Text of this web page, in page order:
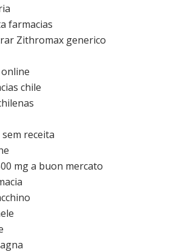
farmacias
Zithromax generico
chile
receita
mg a buon mercato